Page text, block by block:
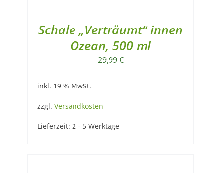
Schale „Verträumt“ innen
Ozean, 500 ml
29,99€
inkl. 19 % MwSt.
zzgl. Versandkosten
Lieferzeit: 2 - 5 Werktage